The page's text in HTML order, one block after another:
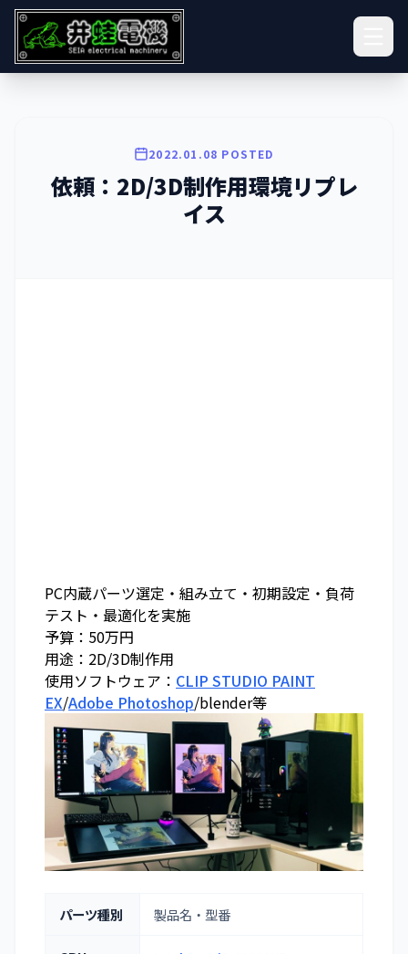
2022.01.08 POSTED
依頼：2D/3D制作用環境リプレ
イス
PC内蔵パーツ選定・組み立て・初期設定・負荷
テスト・最適化を実施
予算：50万円
用途：2D/3D制作用
使用ソフトウェア： CLIP STUDIO PAINT
EX/Adobe Photoshop/blender等
パーツ種別 製品名・型番